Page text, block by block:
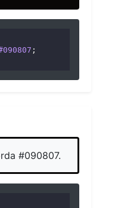
;
#090807.